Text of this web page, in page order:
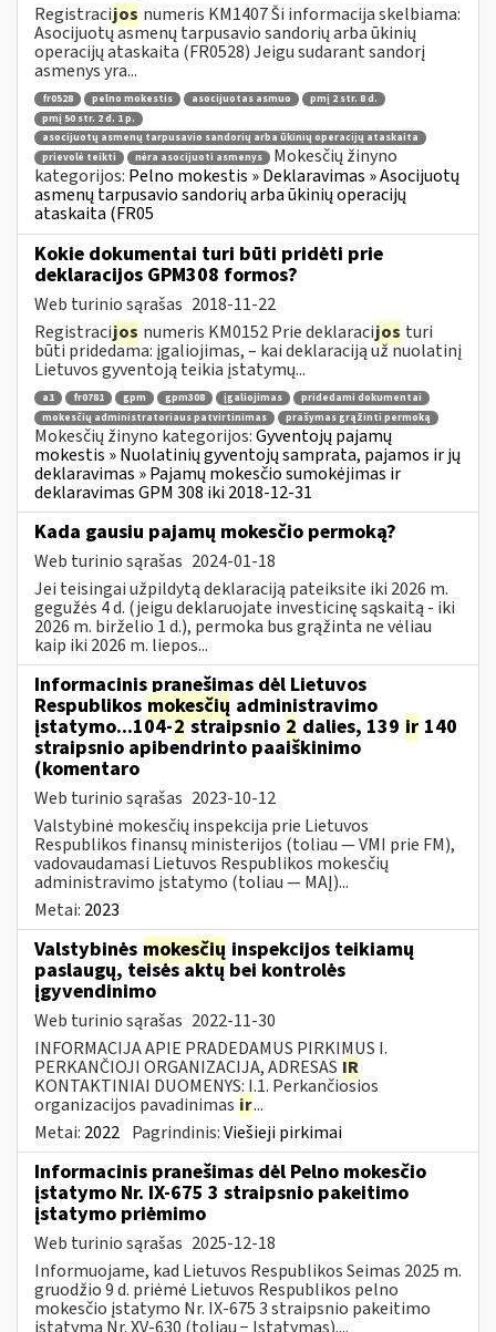
Registracijos numeris KM1407 Ši informacija skelbiama:
Asocijuotų asmenų tarpusavio sandorių arba ūkinių
operacijų ataskaita (FR0528) Jeigu sudarant sandorį
asmenys yra...
fr0528 pelno mokestis asocijuotas asmuo
pmį 2 str. 8 d.
pmį 50 str. 2 d. 1 p.
asocijuotų asmenų tarpusavio sandorių arba ūkinių operacijų ataskaita
prievolė teikti
nėra asocijuoti asmenys
Mokesčių žinyno
kategorijos: Pelno mokestis » Deklaravimas » Asocijuotų
asmenų tarpusavio sandorių arba ūkinių operacijų
ataskaita (FR05
Kokie dokumentai turi būti pridėti prie
deklaracijos GPM308 formos?
Web turinio sąrašas 2018-11-22
Registracijos numeris KM0152 Prie deklaracijos turi
būti pridedama: įgaliojimas, – kai deklaraciją už nuolatinį
Lietuvos gyventoją teikia įstatymų...
a1 fr0781 gpm gpm308 įgaliojimas
pridedami dokumentai
mokesčių administratoriaus patvirtinimas
prašymas grąžinti permoką
Mokesčių žinyno kategorijos:Gyventojų pajamų
mokestis » Nuolatinių gyventojų samprata, pajamos ir jų
deklaravimas » Pajamų mokesčio sumokėjimas ir
deklaravimas GPM 308 iki 2018-12-31
Kada gausiu pajamų mokesčio permoką?
Web turinio sąrašas 2024-01-18
Jei teisingai užpildytą deklaraciją pateiksite iki 2026 m.
gegužės 4 d. (jeigu deklaruojate investicinę sąskaitą - iki
2026 m. birželio 1 d.), permoka bus grąžinta ne vėliau
kaip iki 2026 m. liepos...
Informacinis pranešimas dėl Lietuvos
Respublikos mokesčių administravimo
įstatymo...104-2straipsnio 2 dalies, 139 ir 140
straipsnio apibendrinto paaiškinimo
(komentaro
Web turinio sąrašas 2023-10-12
Valstybinė mokesčių inspekcija prie Lietuvos
Respublikos finansų ministerijos (toliau — VMI prie FM),
vadovaudamasi Lietuvos Respublikos mokesčių
administravimo įstatymo (toliau — MAĮ)...
Metai: 2023
Valstybinės mokesčių inspekcijos teikiamų
paslaugų, teisės aktų bei kontrolės
įgyvendinimo
Web turinio sąrašas 2022-11-30
INFORMACIJA APIE PRADEDAMUS PIRKIMUS I.
PERKANČIOJI ORGANIZACIJA, ADRESAS IR
KONTAKTINIAI DUOMENYS: I.1. Perkančiosios
organizacijos pavadinimas ir...
Metai: 2022 Pagrindinis:Viešieji pirkimai
Informacinis pranešimas dėl Pelno mokesčio
įstatymo Nr. IX-675 3 straipsnio pakeitimo
įstatymo priėmimo
Web turinio sąrašas 2025-12-18
Informuojame, kad Lietuvos Respublikos Seimas 2025 m.
gruodžio 9 d. priėmė Lietuvos Respublikos pelno
mokesčio įstatymo Nr. IX-675 3 straipsnio pakeitimo
įstatymą Nr. XV-630 (toliau − Įstatymas)....